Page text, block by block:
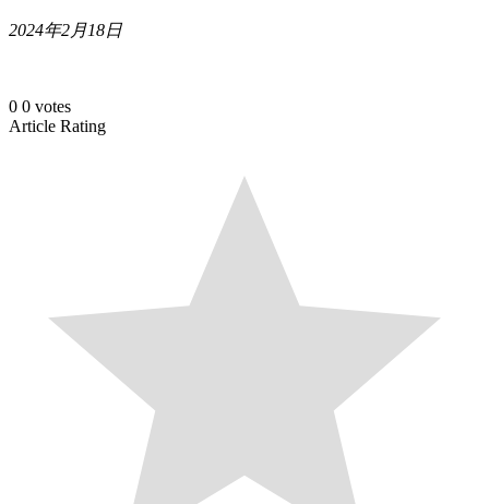
2024年2月18日
0 0 votes
Article Rating